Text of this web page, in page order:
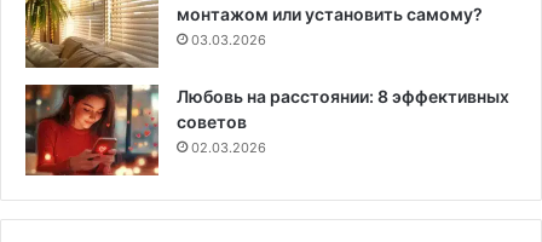
монтажом или установить самому?
03.03.2026
Любовь на расстоянии: 8 эффективных
советов
02.03.2026